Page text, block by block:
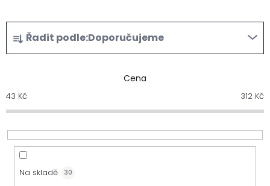
Ř
a
e
n
Řadit podle:Doporučujeme
Cena
43 Kč 312 Kč
Na skladě 30